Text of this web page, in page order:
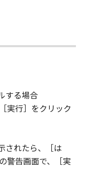
時点で発効
されるまで有
することによ
きます。
の条項に違反
します。
約書が終了
ウェア」およ
は消去するも
する場合
実行］をクリック
されたら、［は
警告画面で、［実